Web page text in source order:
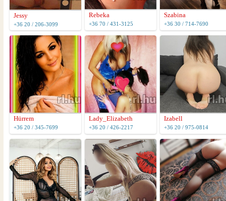
Jessy
+36 20 / 206-3099
Rebeka
+36 70 / 431-3125
Szabina
+36 30 / 714-7690
Hürrem
+36 20 / 345-7699
Lady_Elizabeth
+36 20 / 426-2217
Izabell
+36 20 / 975-0814